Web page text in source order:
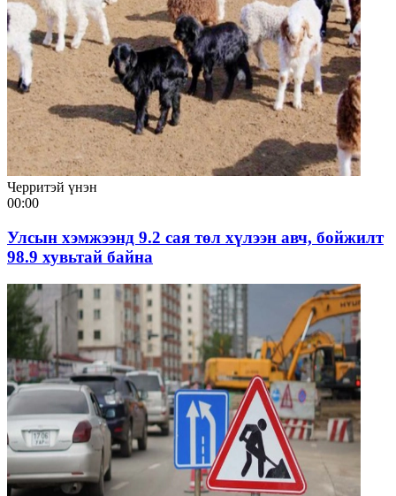
Черритэй үнэн
00:00
Улсын хэмжээнд 9.2 сая төл хүлээн авч, бойжилт
98.9 хувьтай байна